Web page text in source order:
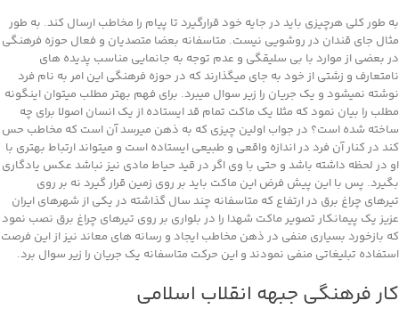
به طور کلی هرچیزی باید در جایه خود قرارگیرد تا پیام را مخاطب ارسال کند. به طور
مثال جای قندان در روشویی نیست. متاسفانه بعضا متصدیان و فعال حوزه فرهنگی
در بعضی از موارد با بی سلیقگی و عدم توجه به جانمایی مناسب پدیده های
نامتعارف و زشتی از خود به جای میگذارند که در حوزه فرهنگی این امر به نام فرد
نوشته نمیشود و یک جریان را زیر سوال میبرد. برای فهم بهتر مطلب میتوان اینگونه
مطلب را بیان نمود که مثلا یک ماکت تمام قد ایستاده از یک انسان اصولا برای چه
ساخته شده است؟ در جواب اولین چیزی که به ذهن میرسد آن است که مخاطب حس
کند در کنار آن فرد در اندازه واقعی و طبیعی ایستاده است و میتواند ارتباط بهتری با
او در لحظه داشته باشد و حتی با وی اگر در قید حیاط مادی نیز نباشد عکس یادگاری
بگیرد. پس با این پیش فرض این ماکت باید بر روی زمین قرار گیرد نه بر روی
تیرهای چراغ برق در ارتفاع که متاسفانه چند سال گذاشته در یکی از شهرهای ایران
عزیز یک پیمانکار تصویر ماکت شهدا را در بلواری بر روی تیرهای چراغ برق نصب نمود
که بازخورد بسیاری منفی در ذهن مخاطب ایجاد و رسانه های معاند نیز از این فرصت
استفاده تبلیغاتی منفی نمودند و این حرکت متاسفانه یک جریان را زیر سوال برد.
کار فرهنگی جبهه انقلاب اسلامی